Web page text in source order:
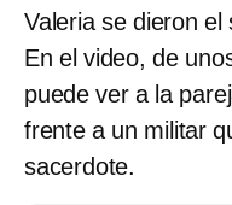
Valeria se dieron el
En el video, de
puede ver a la
frente a un militar
sacerdote.